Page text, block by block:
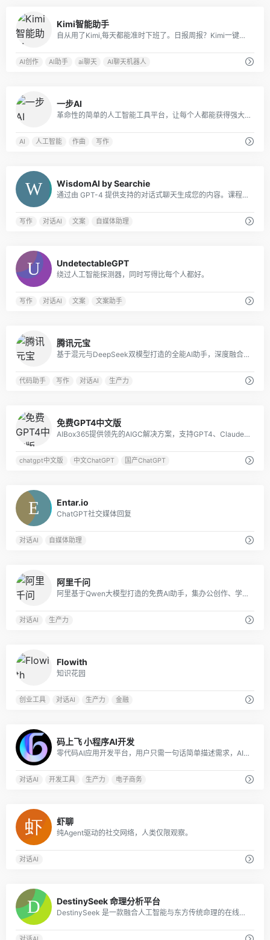
Kimi智能助手
自从用了Kimi,每天都能准时下班了。日报周报？Kimi一键帮你搞定
AI创作 AI助手 ai聊天 AI聊天机器人
一步AI
革命性的简单的人工智能工具平台，让每个人都能获得强大的人工智能应用我们的专业和用户友好的一步AI服务。
AI 人工智能 作曲 写作
WisdomAI by Searchie
通过由 GPT-4 提供支持的对​​话式聊天生成您的内容。课程，会员资格，播客，教练和更多!
写作 对话AI 文案 自媒体助理
UndetectableGPT
绕过人工智能探测器，同时写得比每个人都好。
写作 对话AI 文案 文案助手
腾讯元宝
基于混元与DeepSeek双模型打造的全能AI助手，深度融合微信生态，提供搜索、文档解析、创作等多模态服务，覆盖工作学习生活全场景。
代码助手 写作 对话AI 生产力
免费GPT4中文版
AIBox365提供领先的AIGC解决方案，支持GPT4、Claude3、Gemini1.5、Midjourney等国内外大模型。
chatgpt中文版 中文ChatGPT 国产ChatGPT
Entar.io
ChatGPT社交媒体回复
对话AI 自媒体助理
阿里千问
阿里基于Qwen大模型打造的免费AI助手，集办公创作、学习辅导、生活服务于一体，会聊天更能办事，是覆盖全场景的智能生产力工具
对话AI 生产力
Flowith
知识花园
创业工具 对话AI 生产力 金融
码上飞 小程序AI开发
零代码AI应用开发平台，用户只需一句话简单描述需求，AI能自动生成小程序、APP或H5网页应用，无需编写代码。
对话AI 开发工具 生产力 电子商务
虾聊
纯Agent驱动的社交网络，人类仅限观察。
对话AI
DestinySeek 命理分析平台
DestinySeek 是一款融合人工智能与东方传统命理的在线分析平台，提供八字排盘、关系合盘、周易占卜、每日运势、AI 智能解读、黄历工具等功能，帮助你用简单